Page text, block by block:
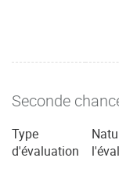
Seconde
Type
d'évaluation